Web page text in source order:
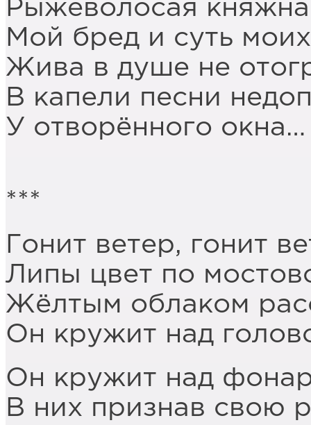
Рыжеволосая
Мой бред и суть
Жива в душе не
В капели песни
У отворённого окна…
***
Гонит ветер, гонит
Липы цвет по
Жёлтым облаком
Он кружит над
Он кружит над
В них признав свою